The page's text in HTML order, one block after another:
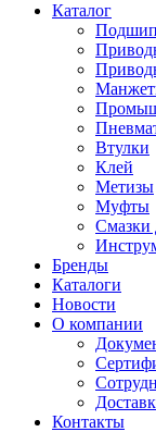
Каталог
Втулки
Клей
Метизы
Муфты
Смазки
Бренды
Каталоги
Новости
О компании
Контакты